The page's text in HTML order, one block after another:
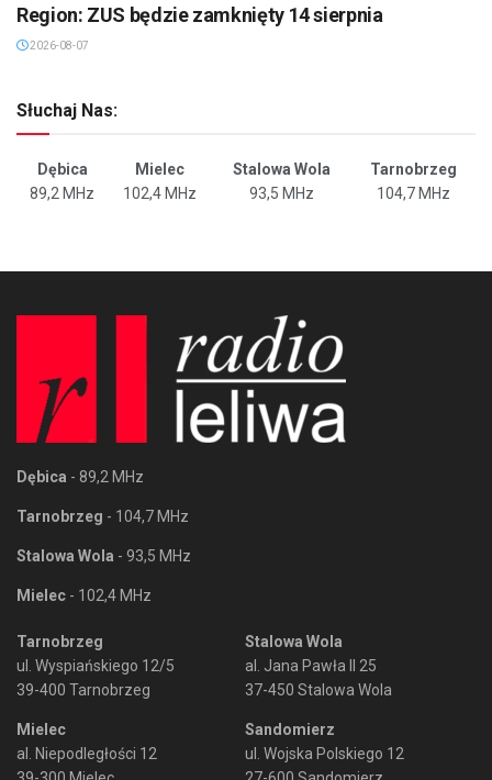
Region: ZUS będzie zamknięty 14 sierpnia
2026-08-07
Słuchaj Nas:
Dębica Mielec Stalowa Wola
Tarnobrzeg
89,2 MHz
102,4 MHz 93,5 MHz 104,7 MHz
Dębica - 89,2 MHz
Tarnobrzeg - 104,7 MHz
Stalowa Wola - 93,5 MHz
Mielec - 102,4 MHz
Tarnobrzeg
ul. Wyspiańskiego 12/5
39-400 Tarnobrzeg
Mielec
al. Niepodległości 12
Stalowa Wola
al. Jana Pawła II 25
37-450 Stalowa Wola
Sandomierz
ul. Wojska Polskiego 12